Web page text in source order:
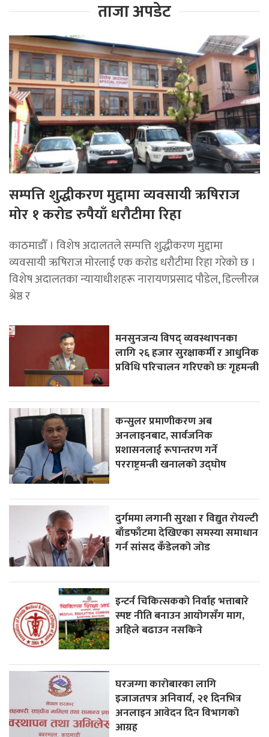
ताजा अपडेट
सम्पत्ति शुद्धीकरण मुद्दामा व्यवसायी ऋषिराज
मोर १ करोड रुपैयाँ धरौटीमा रिहा
काठमाडौँ । विशेष अदालतले सम्पत्ति शुद्धीकरण मुद्दामा
व्यवसायी ऋषिराज मोरलाई एक करोड धरौटीमा रिहा गरेको छ ।
विशेष अदालतका न्यायाधीशहरू नारायणप्रसाद पौडेल, डिल्लीरत्न
श्रेष्ठ र
मनसुनजन्य विपद् व्यवस्थापनका
लागि २६ हजार सुरक्षाकर्मी र आधुनिक
प्रविधि परिचालन गरिएको छः गृहमन्त्री
कन्सुलर प्रमाणीकरण अब
अनलाइनबाट, सार्वजनिक
प्रशासनलाई रूपान्तरण गर्ने
परराष्ट्रमन्त्री खनालको उद्घोष
दुर्गममा लगानी सुरक्षा र विद्युत रोयल्टी
बाँडफाँटमा देखिएका समस्या समाधान
गर्न सांसद कँडेलको जोड
इन्टर्न चिकित्सकको निर्वाह भत्ताबारे
स्पष्ट नीति बनाउन आयोगसँग माग,
अहिले बढाउन नसकिने
घरजग्गा कारोबारका लागि
इजाजतपत्र अनिवार्य, २१ दिनभित्र
अनलाइन आवेदन दिन विभागको
आग्रह